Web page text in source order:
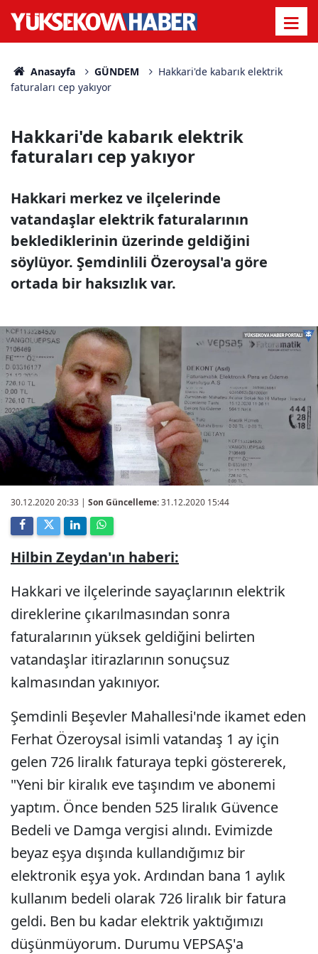
Anasayfa GÜNDEM
Hakkari'de kabarık elektrik
faturaları cep yakıyor
Hakkari'de kabarık elektrik
faturaları cep yakıyor
Hakkari merkez ve ilçelerinde
vatandaşlar elektrik faturalarının
beklediklerinin üzerinde geldiğini
söylüyor. Şemdinlili Özeroysal'a göre
ortada bir haksızlık var.
30.12.2020 20:33 | Son Güncelleme:31.12.2020 15:44
Hilbin Zeydan'ın haberi:
Hakkari ve ilçelerinde sayaçlarının elektrik
direklerine çıkarılmasından sonra
faturalarının yüksek geldiğini belirten
vatandaşlar itirazlarının sonuçsuz
kalmasından yakınıyor.
Şemdinli Beşevler Mahallesi'nde ikamet eden
Ferhat Özeroysal isimli vatandaş 1 ay için
gelen 726 liralık faturaya tepki göstererek,
"Yeni bir kiralık eve taşındım ve abonemi
yaptım. Önce benden 525 liralık Güvence
Bedeli ve Damga vergisi alındı. Evimizde
beyaz eşya dışında kullandığımız bir
elektronik eşya yok. Ardından bana 1 aylık
kullanım bedeli olarak 726 liralık bir fatura
geldi. Ben bu kadar elektrik yaktığımızı
düşünmüyorum. Durumu VEPSAŞ'a